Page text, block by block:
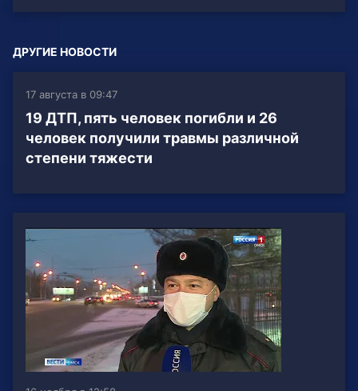
ДРУГИЕ НОВОСТИ
17 августа в 09:47
19 ДТП, пять человек погибли и 26
человек получили травмы различной
степени тяжести